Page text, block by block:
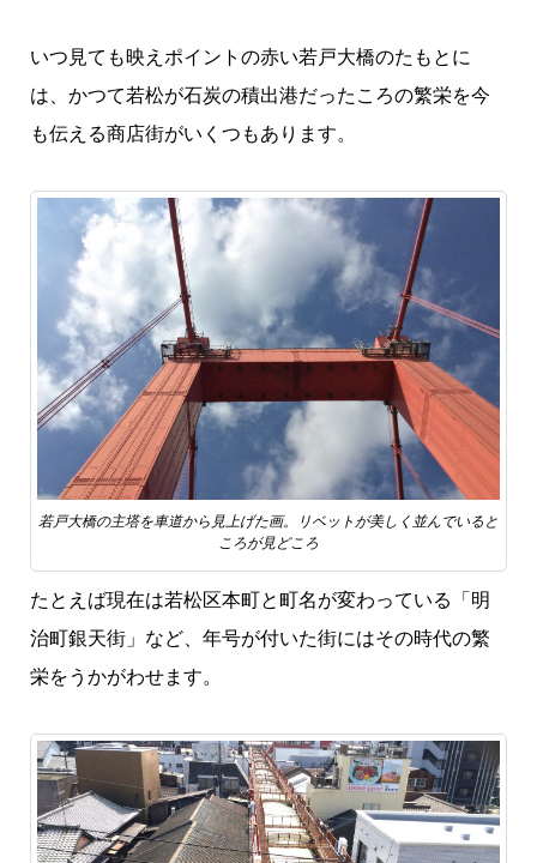
いつ見ても映えポイントの赤い若戸大橋のたもとに
は、かつて若松が石炭の積出港だったころの繁栄を今
も伝える商店街がいくつもあります。
若戸大橋の主塔を車道から見上げた画。リベットが美しく並んでいると
ころが見どころ
たとえば現在は若松区本町と町名が変わっている「明
治町銀天街」など、年号が付いた街にはその時代の繁
栄をうかがわせます。